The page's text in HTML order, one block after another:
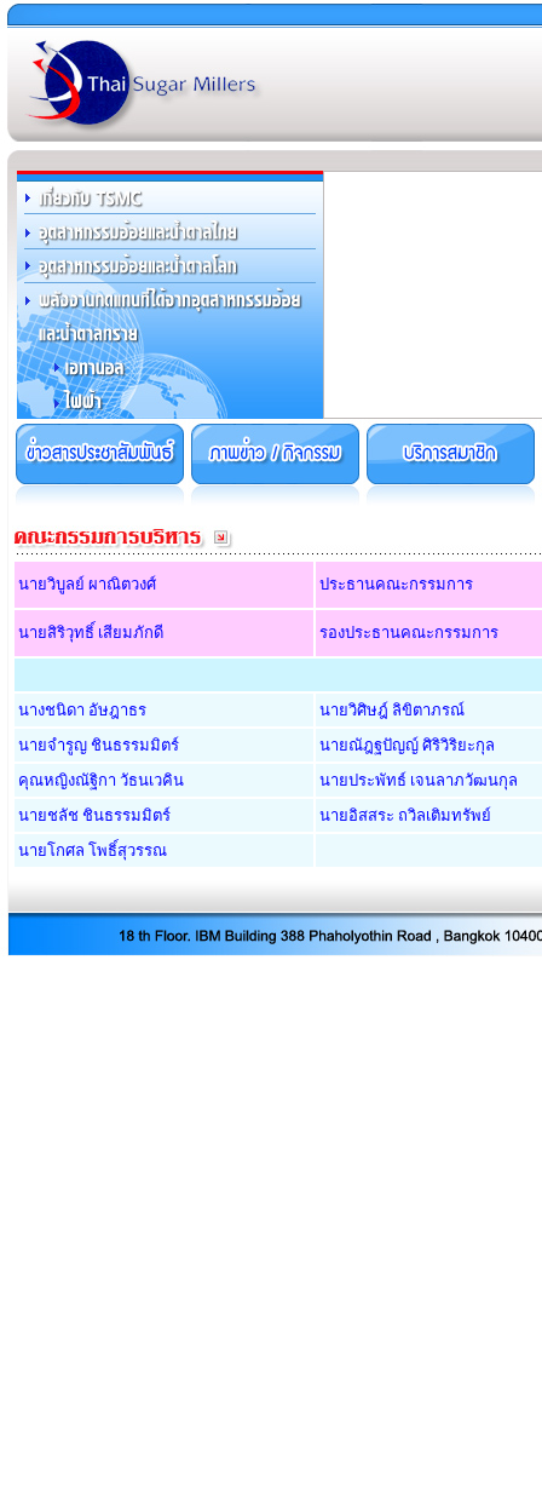
นายวิบูลย์ ผาณิตวงศ์ ประธานคณะกรรมการ
นายสิริวุทธิ์ เสียมภักดี รองประธานคณะกรรมการ
นางชนิดา อัษฎาธร
นายวิศิษฎ์ ลิขิตาภรณ์
นายจำรูญ ชินธรรมมิตร์
นายณัฎฐปัญญ์ ศิริวิริยะกุล
คุณหญิงณัฐิกา วัธนเวคิน
นายประพัทธ์ เจนลาภวัฒนกุล
นายชลัช ชินธรรมมิตร์
นายอิสสระ ถวิลเติมทรัพย์
นายโกศล โพธิ์สุวรรณ